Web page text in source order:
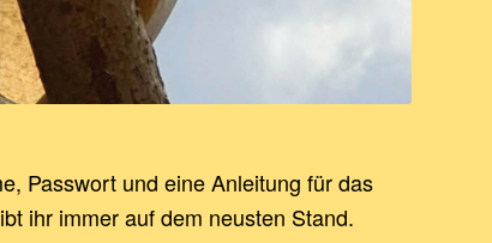
Passwort und eine Anleitung für das
ihr immer auf dem neusten Stand.